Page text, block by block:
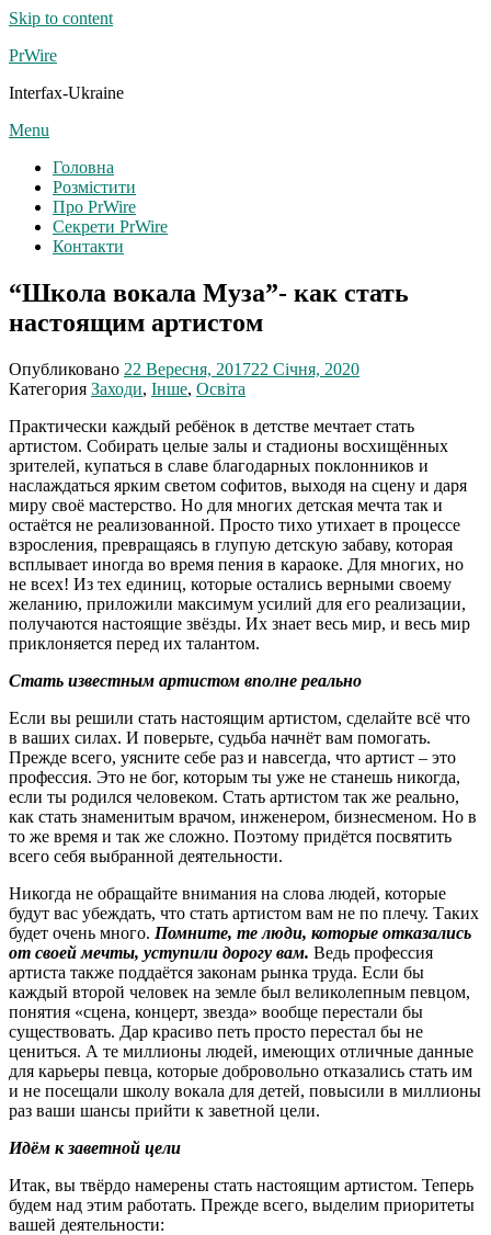
Skip to content
PrWire
Interfax-Ukraine
Menu
Головна
Розмістити
Про PrWire
Секрети PrWire
Контакти
“Школа вокала Муза”- как стать
настоящим артистом
Опубликовано 22 Вересня, 201722 Січня, 2020
Категория Заходи, Інше, Освіта
Практически каждый ребёнок в детстве мечтает стать
артистом. Собирать целые залы и стадионы восхищённых
зрителей, купаться в славе благодарных поклонников и
наслаждаться ярким светом софитов, выходя на сцену и даря
миру своё мастерство. Но для многих детская мечта так и
остаётся не реализованной. Просто тихо утихает в процессе
взросления, превращаясь в глупую детскую забаву, которая
всплывает иногда во время пения в караоке. Для многих, но
не всех! Из тех единиц, которые остались верными своему
желанию, приложили максимум усилий для его реализации,
получаются настоящие звёзды. Их знает весь мир, и весь мир
приклоняется перед их талантом.
Стать известным артистом вполне реально
Если вы решили стать настоящим артистом, сделайте всё что
в ваших силах. И поверьте, судьба начнёт вам помогать.
Прежде всего, уясните себе раз и навсегда, что артист – это
профессия. Это не бог, которым ты уже не станешь никогда,
если ты родился человеком. Стать артистом так же реально,
как стать знаменитым врачом, инженером, бизнесменом. Но в
то же время и так же сложно. Поэтому придётся посвятить
всего себя выбранной деятельности.
Никогда не обращайте внимания на слова людей, которые
будут вас убеждать, что стать артистом вам не по плечу. Таких
будет очень много. Помните, те люди, которые отказались
от своей мечты, уступили дорогу вам. Ведь профессия
артиста также поддаётся законам рынка труда. Если бы
каждый второй человек на земле был великолепным певцом,
понятия «сцена, концерт, звезда» вообще перестали бы
существовать. Дар красиво петь просто перестал бы не
цениться. А те миллионы людей, имеющих отличные данные
для карьеры певца, которые добровольно отказались стать им
и не посещали школу вокала для детей, повысили в миллионы
раз ваши шансы прийти к заветной цели.
Идём к заветной цели
Итак, вы твёрдо намерены стать настоящим артистом. Теперь
будем над этим работать. Прежде всего, выделим приоритеты
вашей деятельности: